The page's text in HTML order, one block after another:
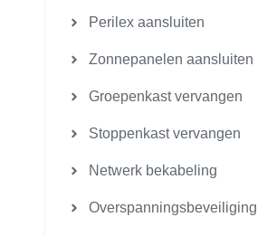
Perilex aansluiten
Zonnepanelen aansluiten
Groepenkast vervangen
Stoppenkast vervangen
Netwerk bekabeling
Overspanningsbeveiliging